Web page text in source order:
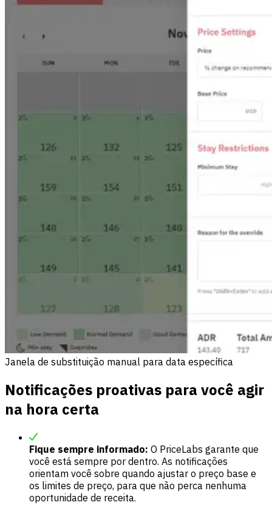
Janela de substituição manual para data específica
Notificações proativas para você agir
na hora certa
Fique sempre informado: O PriceLabs garante que
você está sempre por dentro. As notificações
orientam você sobre quando ajustar o preço base e
os limites de preço, para que não perca nenhuma
oportunidade de receita.